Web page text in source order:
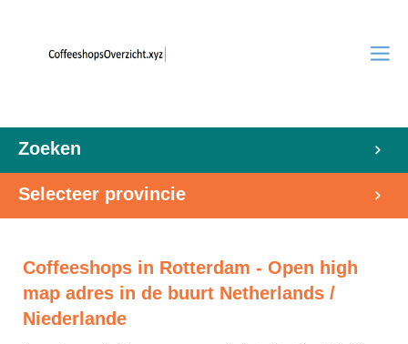
Zoeken
Selecteer provincie
Coffeeshops in Rotterdam - Open high
map adres in de buurt Netherlands /
Niederlande